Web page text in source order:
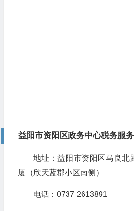
益阳市资阳区政务中心税务服
地址：益阳市资阳区马良北
厦（欣天蓝郡小区南侧）
电话：0737-2613891